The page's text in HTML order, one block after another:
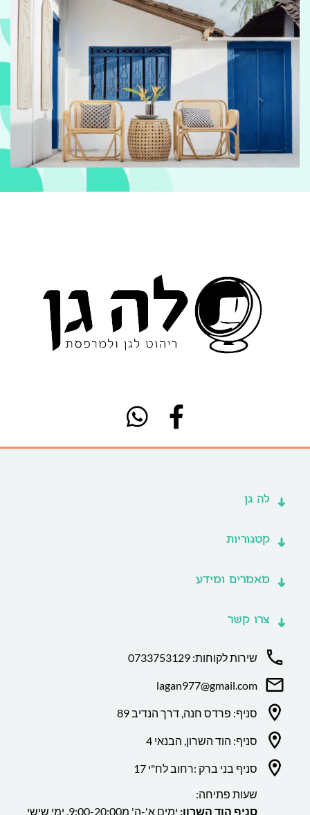
לה גן
קטגוריות
מאמרים ומידע
צרו קשר
שירות לקוחות: 0733753129
lagan977@gmail.com
סניף: פרדס חנה, דרך הנדיב 89
סניף: הוד השרון, הבנאי 4
סניף בני ברק :רחוב לח"י 17
שעות פתיחה:
סניף הוד השרון:
ימים א'-ה' מ9:00-20:00. ימי שישי